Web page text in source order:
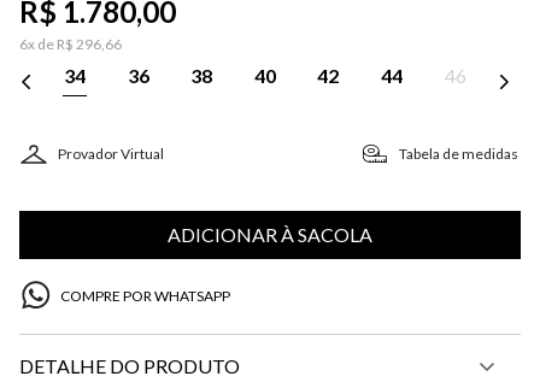
R$ 1.780,00
6x de R$ 296,66
34 36 38 40 42 44 46
Provador Virtual Tabela de medidas
ADICIONAR À SACOLA
COMPRE POR WHATSAPP
DETALHE DO PRODUTO